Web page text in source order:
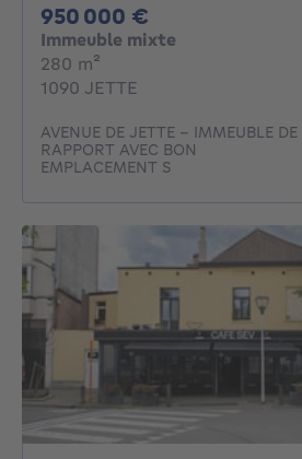
950 000 €
Immeuble mixte
280 m²
1090 JETTE
AVENUE DE JETTE - IMMEUBLE DE
RAPPORT AVEC BON
EMPLACEMENT S